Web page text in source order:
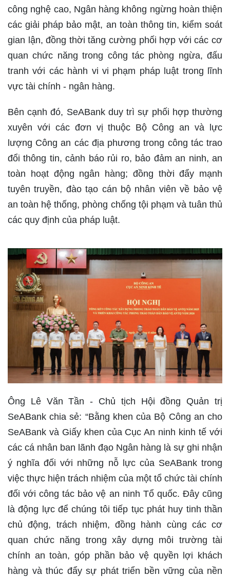
công nghệ cao, Ngân hàng không ngừng hoàn thiện
các giải pháp bảo mật, an toàn thông tin, kiểm soát
gian lận, đồng thời tăng cường phối hợp với các cơ
quan chức năng trong công tác phòng ngừa, đấu
tranh với các hành vi vi phạm pháp luật trong lĩnh
vực tài chính - ngân hàng.
Bên cạnh đó, SeABank duy trì sự phối hợp thường
xuyên với các đơn vị thuộc Bộ Công an và lực
lượng Công an các địa phương trong công tác trao
đổi thông tin, cảnh báo rủi ro, bảo đảm an ninh, an
toàn hoạt động ngân hàng; đồng thời đẩy mạnh
tuyên truyền, đào tạo cán bộ nhân viên về bảo vệ
an toàn hệ thống, phòng chống tội phạm và tuân thủ
các quy định của pháp luật.
Ông Lê Văn Tần - Chủ tịch Hội đồng Quản trị
SeABank chia sẻ: “Bằng khen của Bộ Công an cho
SeABank và Giấy khen của Cục An ninh kinh tế với
các cá nhân ban lãnh đạo Ngân hàng là sự ghi nhận
ý nghĩa đối với những nỗ lực của SeABank trong
việc thực hiện trách nhiệm của một tổ chức tài chính
đối với công tác bảo vệ an ninh Tổ quốc. Đây cũng
là động lực để chúng tôi tiếp tục phát huy tinh thần
chủ động, trách nhiệm, đồng hành cùng các cơ
quan chức năng trong xây dựng môi trường tài
chính an toàn, góp phần bảo vệ quyền lợi khách
hàng và thúc đẩy sự phát triển bền vững của nền